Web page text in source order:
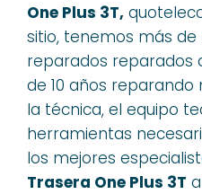
One Plus 3T,
sitio, tenemos más de
reparados reparados
de 10 años reparando
la técnica, el equipo
herramientas
los mejores
Trasera One Plus 3T